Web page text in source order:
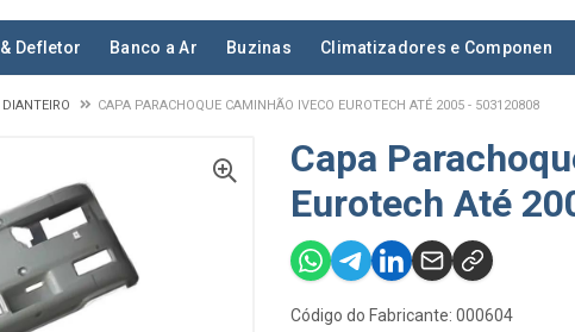
Defletor Banco a Ar Buzinas Climatizadores e Componen
CAPA PARACHOQUE CAMINHÃO IVECO EUROTECH ATÉ 2005 - 503120808
Capa
Eurotech Até
Código do Fabricante: 000604